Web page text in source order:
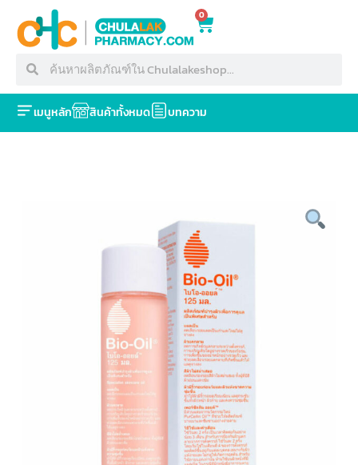
0
เมนูหลัก สินค้าทั้งหมด บทความ